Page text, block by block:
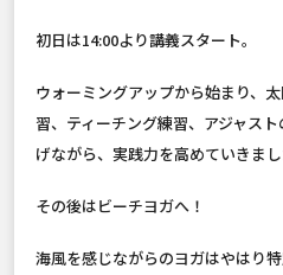
初日は14:00より講義スタート。
ウォーミングアップから始まり、
習、ティーチング練習、アジャス
げながら、実践力を高めていきまし
その後はビーチヨガへ！
海風を感じながらのヨガはやはり